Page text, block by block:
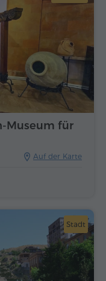
Auf der Karte
Museum für
Stadt